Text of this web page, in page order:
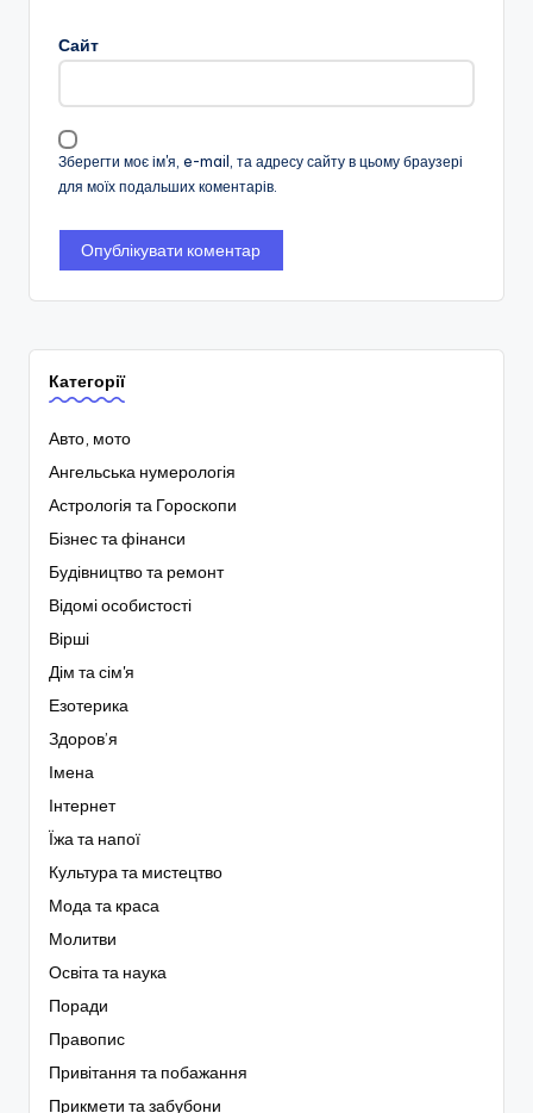
Сайт
Зберегти моє ім'я, e-mail, та адресу сайту в цьому браузері
для моїх подальших коментарів.
Категорії
Авто, мото
Ангельська нумерологія
Астрологія та Гороскопи
Бізнес та фінанси
Будівництво та ремонт
Відомі особистості
Вірші
Дім та сім'я
Езотерика
Здоров’я
Імена
Інтернет
Їжа та напої
Культура та мистецтво
Мода та краса
Молитви
Освіта та наука
Поради
Правопис
Привітання та побажання
Прикмети та забубони